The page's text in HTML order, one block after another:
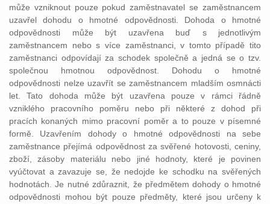
může vzniknout pouze pokud zaměstnavatel se zaměstnancem
uzavřel dohodu o hmotné odpovědnosti. Dohoda o hmotné
odpovědnosti může být uzavřena buď s jednotlivým
zaměstnancem nebo s více zaměstnanci, v tomto případě tito
zaměstnanci odpovídají za schodek společně a jedná se o tzv.
společnou hmotnou odpovědnost. Dohodu o hmotné
odpovědnosti nelze uzavřít se zaměstnancem mladším osmnácti
let. Tato dohoda může být uzavřena pouze v rámci řádně
vzniklého pracovního poměru nebo při některé z dohod při
pracích konaných mimo pracovní poměr a to pouze v písemné
formě. Uzavřením dohody o hmotné odpovědnosti na sebe
zaměstnance přejímá odpovědnost za svěřené hotovosti, ceniny,
zboží, zásoby materiálu nebo jiné hodnoty, které je povinen
vyúčtovat a zavazuje se, že nedojde ke schodku na svěřených
hodnotách. Je nutné zdůraznit, že předmětem dohody o hmotné
odpovědnosti mohou být pouze předměty, které jsou určeny k